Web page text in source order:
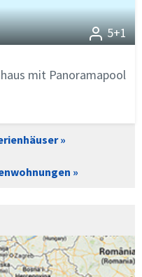
5+1
mit Panoramapool